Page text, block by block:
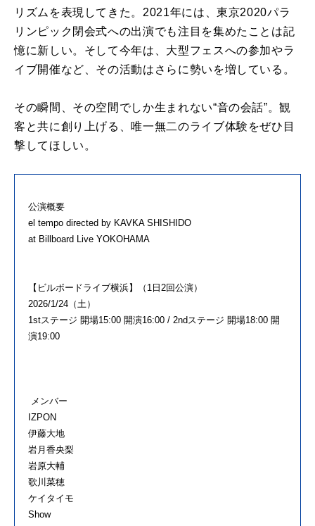
リズムを表現してきた。2021年には、東京2020パラ
リンピック閉会式への出演でも注目を集めたことは記
憶に新しい。そして今年は、大型フェスへの参加やラ
イブ開催など、その活動はさらに勢いを増している。
その瞬間、その空間でしか生まれない“音の会話”。観
客と共に創り上げる、唯一無二のライブ体験をぜひ目
撃してほしい。
公演概要
el tempo directed by KAVKA SHISHIDO
at Billboard Live YOKOHAMA
【ビルボードライブ横浜】（1日2回公演）
2026/1/24（土）
1stステージ 開場15:00 開演16:00 / 2ndステージ 開場18:00 開
演19:00
メンバー
IZPON
伊藤大地
岩月香央梨
岩原大輔
歌川菜穂
ケイタイモ
Show